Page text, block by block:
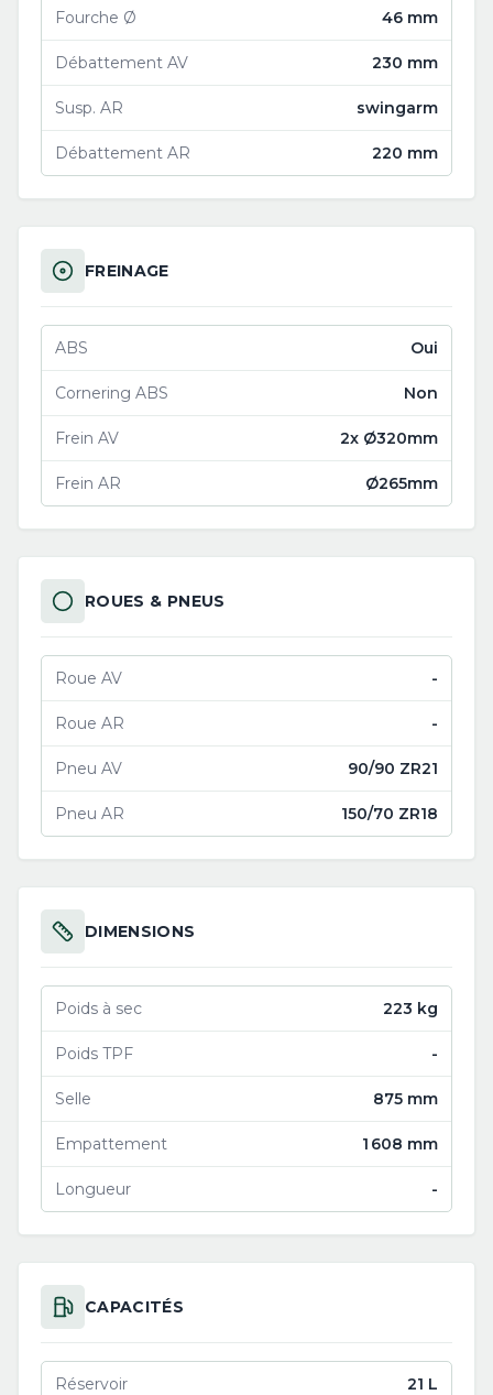
Fourche Ø 46 mm
Débattement AV 230 mm
Susp. AR swingarm
Débattement AR 220 mm
FREINAGE
ABS Oui
Cornering ABS Non
Frein AV 2x Ø320mm
Frein AR Ø265mm
ROUES & PNEUS
Roue AV -
Roue AR -
Pneu AV 90/90 ZR21
Pneu AR 150/70 ZR18
DIMENSIONS
Poids à sec 223 kg
Poids TPF -
Selle 875 mm
Empattement 1 608 mm
Longueur -
CAPACITÉS
Réservoir 21 L